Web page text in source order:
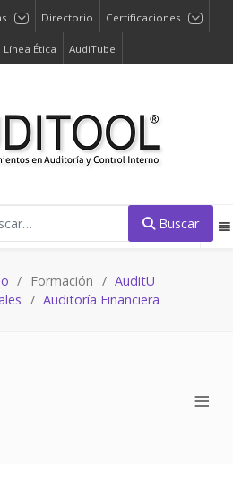
Directorio Certificaciones
Línea Ética AudiTube
Buscar
Formación
AuditU
Auditoría Financiera
≡